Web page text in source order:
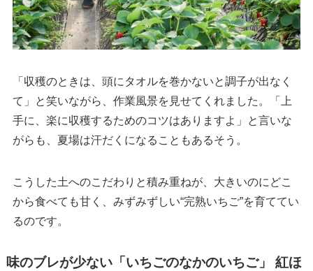
「収穫のときは、頭にタオルを巻かないと調子が出なく
て」と笑いながら、作業風景を見せてくれました。「上
手に、楽に収穫するためのコツはありますよ」と言いな
がらも、夏場は汗だくになることもあるそう。
こうした土へのこだわりと積み重ねが、大きいのにどこ
から食べても甘く、みずみずしい“完熟いちご”を育ててい
るのです。
味のブレが少ない「いちごのなかのいちご」 紅ほ